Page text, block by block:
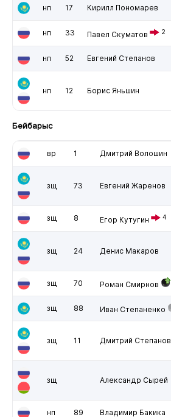
нп 17 Кирилл Пономарев
нп 33 Павел Скуматов 2
нп 52 Евгений Степанов
нп 12 Борис Яньшин
Бейбарыс
вр 1 Дмитрий Волошин
зщ 73 Евгений Жаренов
зщ 8 Егор Кутугин 4
зщ 24 Денис Макаров
зщ 70 Роман Смирнов
зщ 88 Иван Степаненко
зщ 11 Дмитрий Степанов
зщ Александр Сырей
нп 89 Владимир Бакика